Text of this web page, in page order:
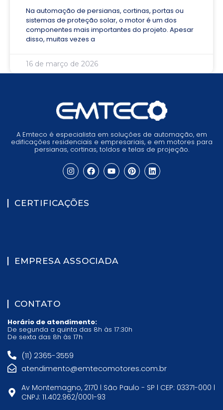
Na automação de persianas, cortinas, portas ou
sistemas de proteção solar, o motor é um dos
componentes mais importantes do projeto. Apesar
disso, muitas vezes a
16 de março de 2026
A Emteco é especialista em soluções de automação, em
edificações residenciais e empresariais, e em motores para
persianas, cortinas, toldos e telas de projeção.
CERTIFICAÇÕES
EMPRESA ASSOCIADA
CONTATO
Horário de atendimento:
De segunda a quinta das 8h às 17:30h
De sexta das 8h às 17h
(11) 2365-3559
atendimento@emtecomotores.com.br
Av Montemagno, 2170 l São Paulo - SP l CEP: 03371-000 l
CNPJ: 11.402.962/0001-93